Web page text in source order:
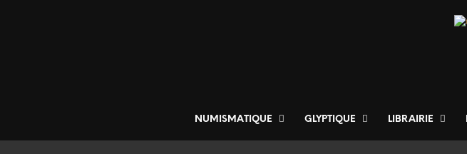
NUMISMATIQUE GLYPTIQUE LIBRAIRIE